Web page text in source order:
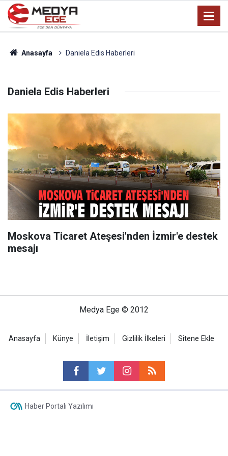
Anasayfa Daniela Edis Haberleri
Daniela Edis Haberleri
Moskova Ticaret Ateşesi'nden İzmir'e destek
mesajı
Medya Ege © 2012
Anasayfa Künye İletişim Gizlilik İlkeleri Sitene Ekle
Haber Portalı Yazılımı